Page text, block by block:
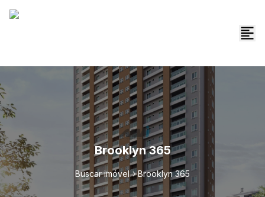
Brooklyn 365
Buscar imóvel Brooklyn 365